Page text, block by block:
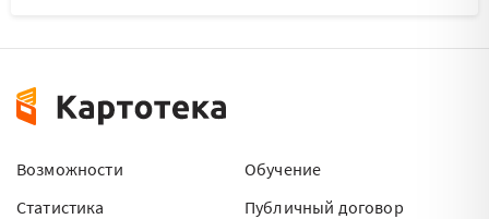
Возможности
Статистика
Обучение
Публичный договор